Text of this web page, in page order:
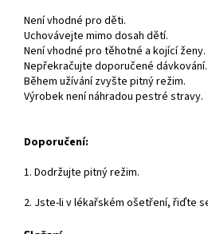
Není vhodné pro děti.
Uchovávejte mimo dosah dětí.
Není vhodné pro těhotné a kojící ženy.
Nepřekračujte doporučené dávkování.
Během užívání zvyšte pitný režim.
Výrobek není náhradou pestré stravy.
Doporučení:
1. Dodržujte pitný režim.
2. Jste-li v lékařském ošetření, řiďte